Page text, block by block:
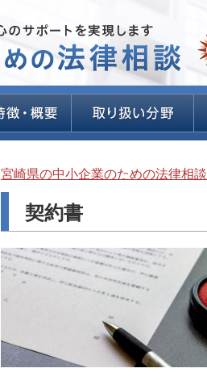
宮崎県の中小企業のための法律相談
契約書